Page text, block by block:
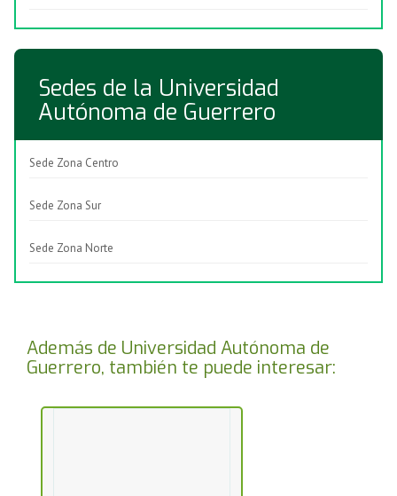
Sedes de la Universidad
Autónoma de Guerrero
Sede Zona Centro
Sede Zona Sur
Sede Zona Norte
Además de Universidad Autónoma de
Guerrero, también te puede interesar: